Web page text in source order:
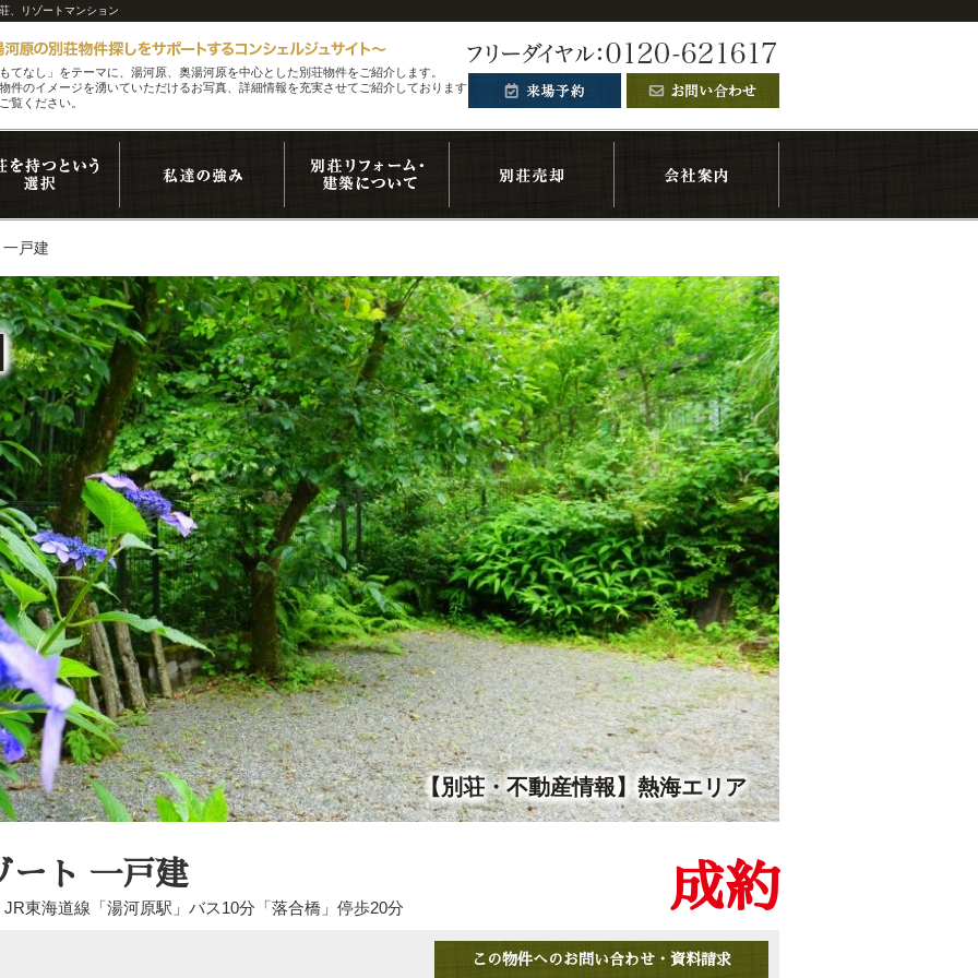
、リゾートマンション
てなし」をテーマに、湯河原、奥湯河原を中心とした別荘物件をご紹介します。
件のイメージを湧いていただけるお写真、詳細情報を充実させてご紹介しております。
覧ください。
戸建
【別荘・不動産情報】熱海エリア
ート 一戸建 成約
JR東海道線「湯河原駅」バス10分「落合橋」停歩20分
この物件へのお問い合わせ・資料請求